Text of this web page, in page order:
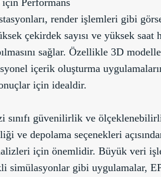
render işlemleri gibi
çekirdek sayısı ve yüksek saat
sağlar. Özellikle 3D
içerik oluşturma
için idealdir.
sınıfı güvenilirlik ve
ve depolama seçenekleri
için önemlidir. Büyük veri
simülasyonlar gibi uygulamalar,